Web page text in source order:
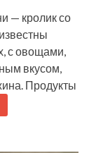
— кролик со
с овощами,
вкусом,
Продукты